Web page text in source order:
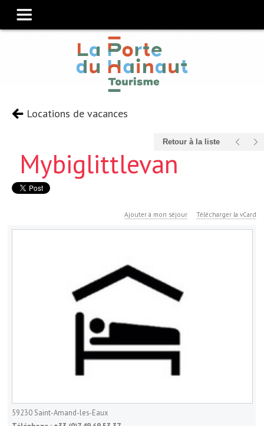
Locations de vacances
Retour à la liste
Mybiglittlevan
Ajouter à mon séjour Télécharger la vCard
59230 Saint-Amand-les-Eaux